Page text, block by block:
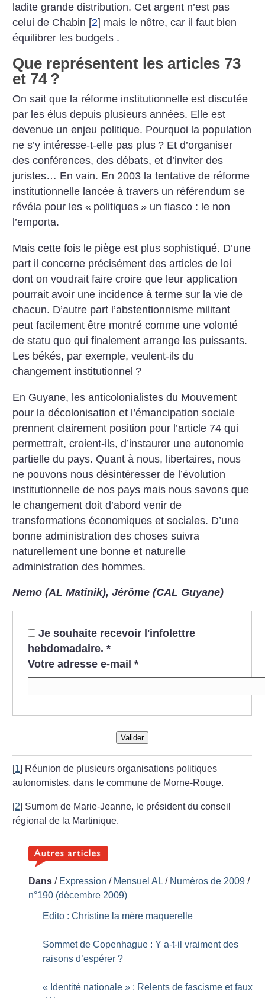
ladite grande distribution. Cet argent n’est pas
celui de Chabin [2] mais le nôtre, car il faut bien
équilibrer les budgets .
Que représentent les articles 73
et 74 ?
On sait que la réforme institutionnelle est discutée
par les élus depuis plusieurs années. Elle est
devenue un enjeu politique. Pourquoi la population
ne s’y intéresse-t-elle pas plus ? Et d’organiser
des conférences, des débats, et d’inviter des
juristes… En vain. En 2003 la tentative de réforme
institutionnelle lancée à travers un référendum se
révéla pour les « politiques » un fiasco : le non
l’emporta.
Mais cette fois le piège est plus sophistiqué. D’une
part il concerne précisément des articles de loi
dont on voudrait faire croire que leur application
pourrait avoir une incidence à terme sur la vie de
chacun. D’autre part l’abstentionnisme militant
peut facilement être montré comme une volonté
de statu quo qui finalement arrange les puissants.
Les békés, par exemple, veulent-ils du
changement institutionnel ?
En Guyane, les anticolonialistes du Mouvement
pour la décolonisation et l’émancipation sociale
prennent clairement position pour l’article 74 qui
permettrait, croient-ils, d’instaurer une autonomie
partielle du pays. Quant à nous, libertaires, nous
ne pouvons nous désintéresser de l’évolution
institutionnelle de nos pays mais nous savons que
le changement doit d’abord venir de
transformations économiques et sociales. D’une
bonne administration des choses suivra
naturellement une bonne et naturelle
administration des hommes.
Nemo (AL Matinik),Jérôme (CAL Guyane)
Je souhaite recevoir l'infolettre
hebdomadaire. *
Votre adresse e-mail *
Valider
[1] Réunion de plusieurs organisations politiques
autonomistes, dans le commune de Morne-Rouge.
[2] Surnom de Marie-Jeanne, le président du conseil
régional de la Martinique.
Dans / Expression / Mensuel AL / Numéros de 2009 /
n°190 (décembre 2009)
Edito : Christine la mère maquerelle
Sommet de Copenhague : Y a-t-il vraiment des
raisons d’espérer ?
« Identité nationale » : Relents de fascisme et faux